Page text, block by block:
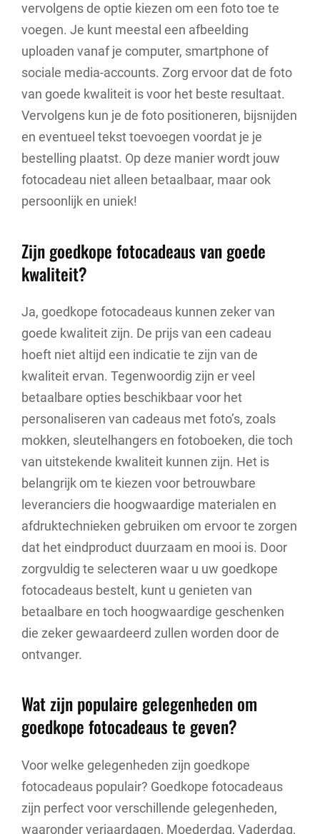
vervolgens de optie kiezen om een foto toe te
voegen. Je kunt meestal een afbeelding
uploaden vanaf je computer, smartphone of
sociale media-accounts. Zorg ervoor dat de foto
van goede kwaliteit is voor het beste resultaat.
Vervolgens kun je de foto positioneren, bijsnijden
en eventueel tekst toevoegen voordat je je
bestelling plaatst. Op deze manier wordt jouw
fotocadeau niet alleen betaalbaar, maar ook
persoonlijk en uniek!
Zijn goedkope fotocadeaus van goede
kwaliteit?
Ja, goedkope fotocadeaus kunnen zeker van
goede kwaliteit zijn. De prijs van een cadeau
hoeft niet altijd een indicatie te zijn van de
kwaliteit ervan. Tegenwoordig zijn er veel
betaalbare opties beschikbaar voor het
personaliseren van cadeaus met foto’s, zoals
mokken, sleutelhangers en fotoboeken, die toch
van uitstekende kwaliteit kunnen zijn. Het is
belangrijk om te kiezen voor betrouwbare
leveranciers die hoogwaardige materialen en
afdruktechnieken gebruiken om ervoor te zorgen
dat het eindproduct duurzaam en mooi is. Door
zorgvuldig te selecteren waar u uw goedkope
fotocadeaus bestelt, kunt u genieten van
betaalbare en toch hoogwaardige geschenken
die zeker gewaardeerd zullen worden door de
ontvanger.
Wat zijn populaire gelegenheden om
goedkope fotocadeaus te geven?
Voor welke gelegenheden zijn goedkope
fotocadeaus populair? Goedkope fotocadeaus
zijn perfect voor verschillende gelegenheden,
waaronder verjaardagen, Moederdag, Vaderdag,